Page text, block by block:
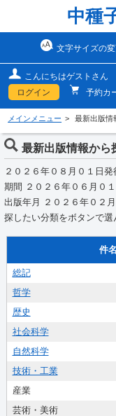
中種
文字サイズの
こんにちはゲストさん
ログイン
予約カ
メインメニュー 最新出版情
最新出版情報から
２０２６年０８月０１日発
期間 ２０２６年０６月０
出版年月 ２０２６年０２
探したい分類をボタンで選
件名
総記
哲学
歴史
社会科学
自然科学
技術・工業
産業
芸術・美術